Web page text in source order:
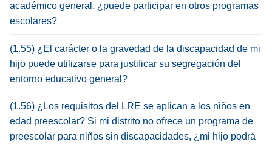
académico general, ¿puede participar en otros programas
escolares?
(1.55) ¿El carácter o la gravedad de la discapacidad de mi
hijo puede utilizarse para justificar su segregación del
entorno educativo general?
(1.56) ¿Los requisitos del LRE se aplican a los niños en
edad preescolar? Si mi distrito no ofrece un programa de
preescolar para niños sin discapacidades, ¿mi hijo podrá